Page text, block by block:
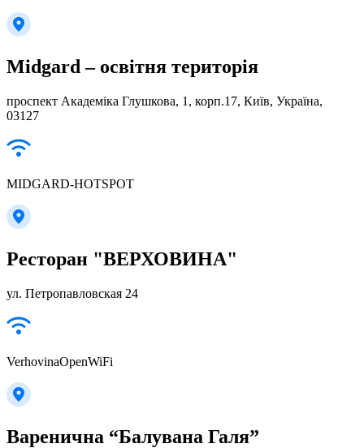
Midgard – освітня територія
проспект Академіка Глушкова, 1, корп.17, Київ, Україна,
03127
MIDGARD-HOTSPOT
Ресторан "ВЕРХОВИНА"
ул. Петропавловская 24
VerhovinaOpenWiFi
Варенична “Балувана Галя”